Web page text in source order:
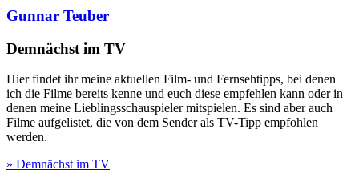
Gunnar Teuber
Demnächst im TV
Hier findet ihr meine aktuellen Film- und Fernsehtipps, bei denen
ich die Filme bereits kenne und euch diese empfehlen kann oder in
denen meine Lieblingsschauspieler mitspielen. Es sind aber auch
Filme aufgelistet, die von dem Sender als TV-Tipp empfohlen
werden.
» Demnächst im TV